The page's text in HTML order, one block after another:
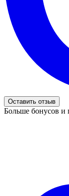
Оставить отзыв
Больше бонусов и